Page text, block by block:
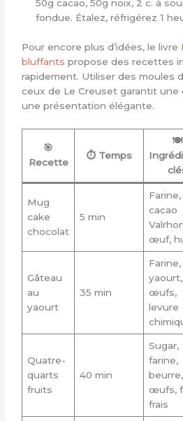
50g cacao, 50g noix, 2 c. à
fondue. Étalez, réfrigérez 1
Pour encore plus d’idées, le livre
bluffants propose des recettes
rapidement. Utiliser des moules
ceux de Le Creuset garantit une
une présentation élégante.
🎯
Recette
⏱ Temps
🍽️
Mug
cake
chocolat
5 min
Farine,
cacao
œuf,
Gâteau
au
yaourt
35 min
Farine,
yaourt,
œufs,
levure
Quatre-
quarts
fruits
40 min
Sugar,
farine,
beurre,
œufs,
frais